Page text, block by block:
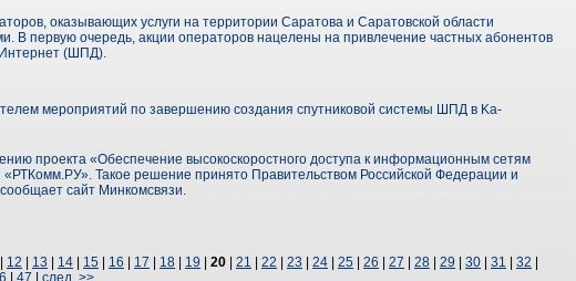
оказывающих услуги на территории Саратова и Саратовской области
В первую очередь, акции операторов нацелены на привлечение частных абонентов
Интернет (ШПД).
мероприятий по завершению создания спутниковой системы ШПД в Ka-
проекта «Обеспечение высокоскоростного доступа к информационным сетям
«РТКомм.РУ». Такое решение принято Правительством Российской Федерации и
сайт Минкомсвязи.
12 13 14 15 16 17 18 19 20 21 22 23 24 25 26 27 28 29 30 31 32
47 след. >>